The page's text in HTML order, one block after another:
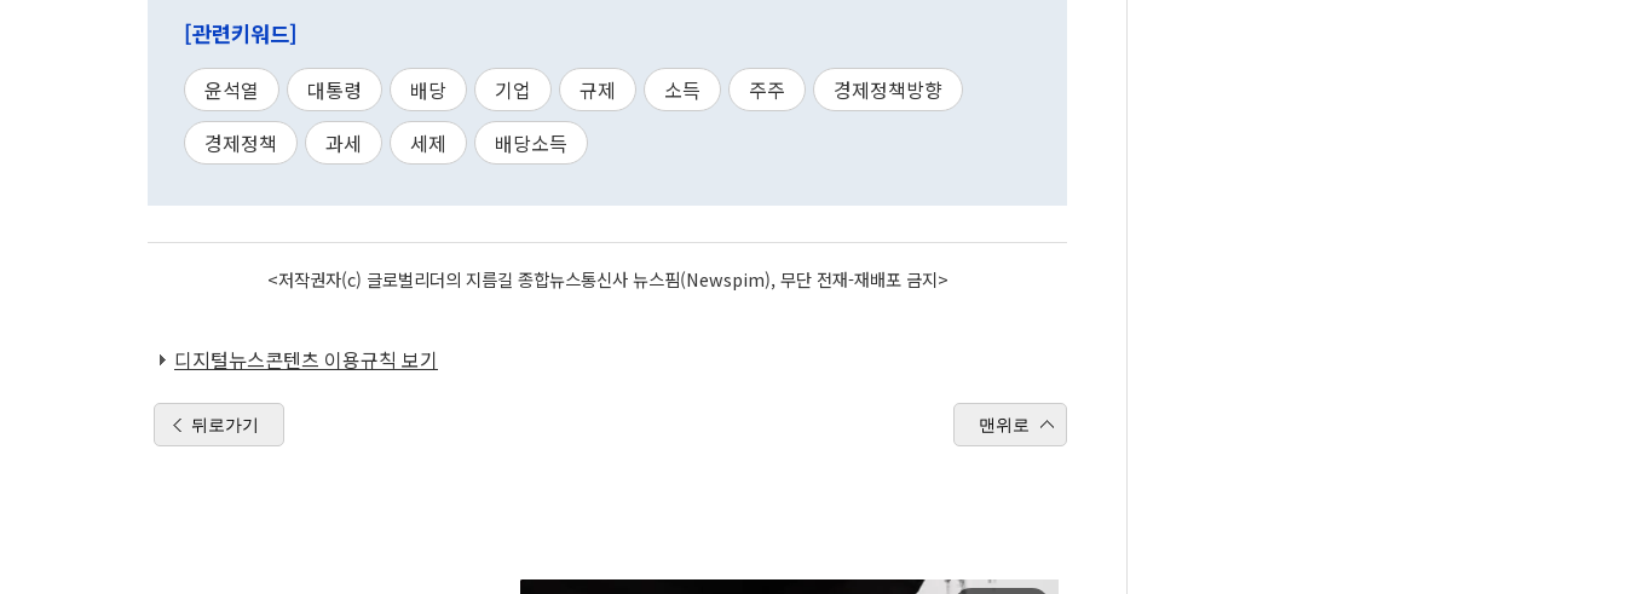
[관련키워드]
윤석열 대통령 배당 기업 규제 소득 주주
경제정책방향
경제정책
과세 세제 배당소득
<저작권자(c) 글로벌리더의 지름길 종합뉴스통신사 뉴스핌(Newspim), 무단 전재-재배포 금지>
디지털뉴스콘텐츠 이용규칙 보기
뒤로가기 맨위로